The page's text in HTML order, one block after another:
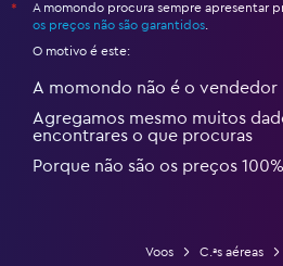
*
A momondo procura sempre apresentar
os preços não são garantidos
O motivo é este:
A momondo não é o vendedor
Agregamos mesmo muitos
encontrares o que procuras
Porque não são os preços
Voos C.ªs aéreas